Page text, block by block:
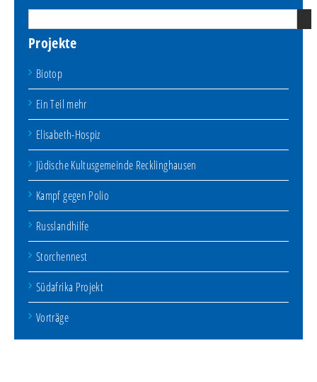
Projekte
Biotop
Ein Teil mehr
Elisabeth-Hospiz
Jüdische Kultusgemeinde Recklinghausen
Kampf gegen Polio
Russlandhilfe
Storchennest
Südafrika Projekt
Vorträge